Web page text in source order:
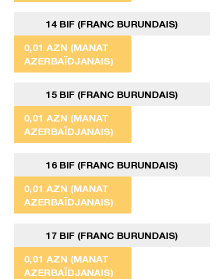
14 BIF (FRANC BURUNDAIS)
0,01 AZN (MANAT
AZERBAÏDJANAIS)
15 BIF (FRANC BURUNDAIS)
0,01 AZN (MANAT
AZERBAÏDJANAIS)
16 BIF (FRANC BURUNDAIS)
0,01 AZN (MANAT
AZERBAÏDJANAIS)
17 BIF (FRANC BURUNDAIS)
0,01 AZN (MANAT
AZERBAÏDJANAIS)